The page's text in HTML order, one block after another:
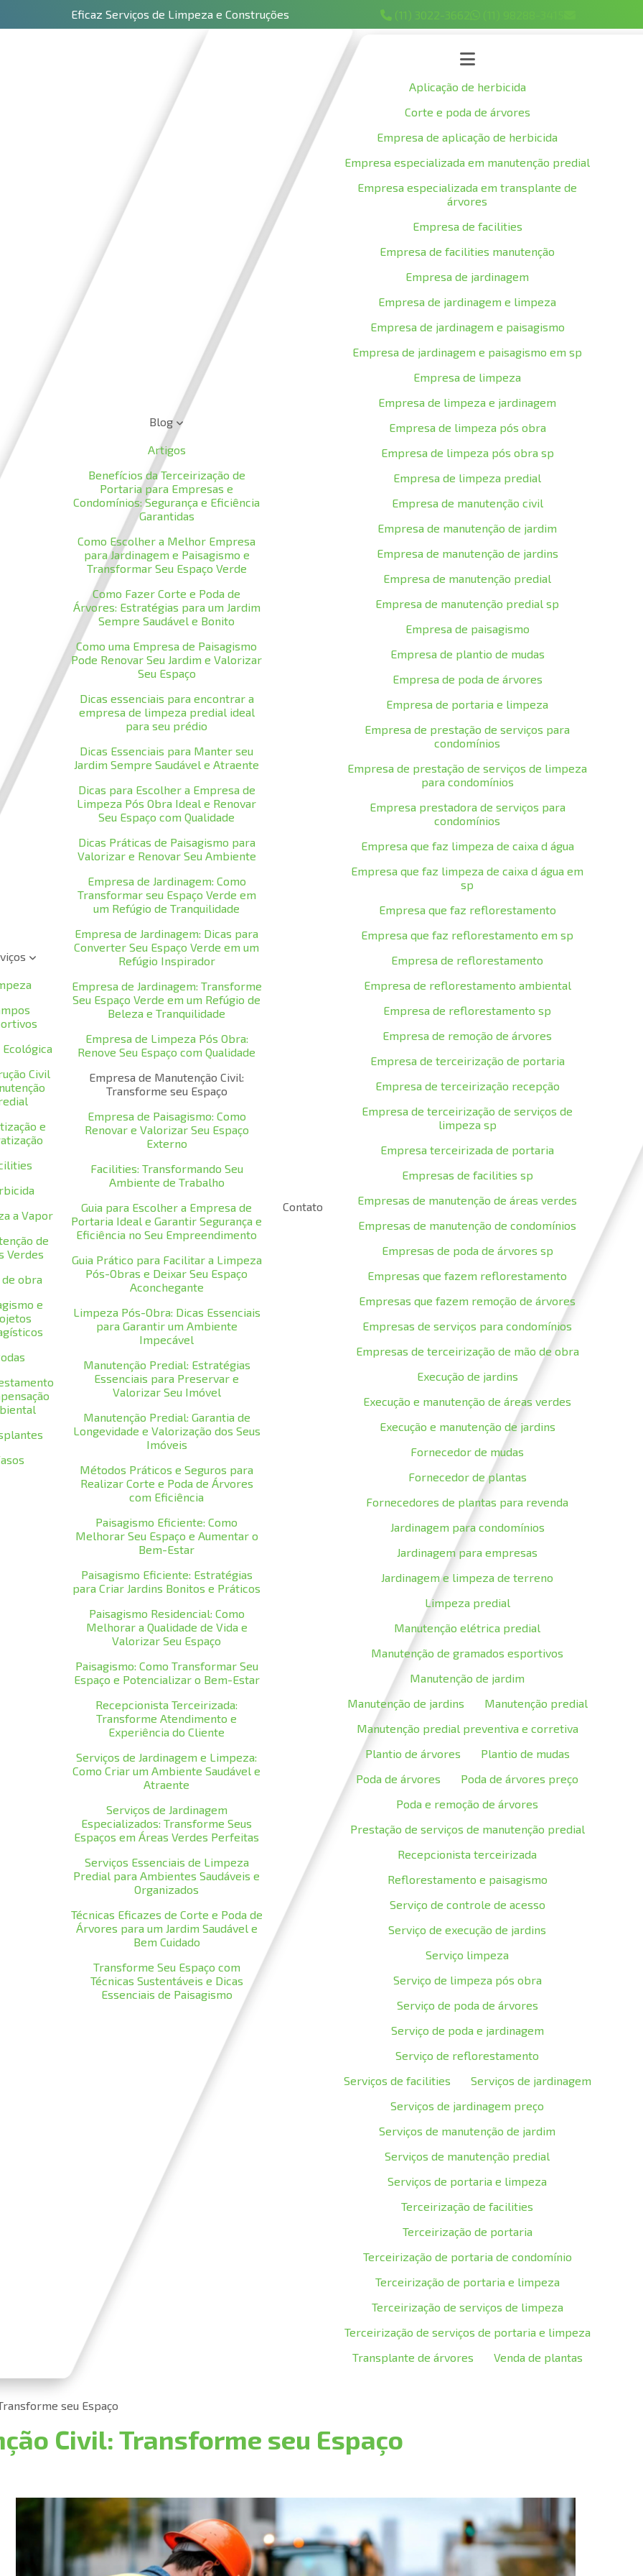
Eficaz Serviços de Limpeza e Construções (11) 3022-3662
Ecológica
Civil
e
a Vapor
de
Verdes
obra
e
Blog
Artigos
Benefícios da Terceirização de
Portaria para Empresas e
Condomínios: Segurança e Eficiência
Garantidas
Como Escolher a Melhor Empresa
para Jardinagem e Paisagismo e
Transformar Seu Espaço Verde
Como Fazer Corte e Poda de
Árvores: Estratégias para um Jardim
Sempre Saudável e Bonito
Como uma Empresa de Paisagismo
Pode Renovar Seu Jardim e Valorizar
Seu Espaço
Dicas essenciais para encontrar a
empresa de limpeza predial ideal
para seu prédio
Dicas Essenciais para Manter seu
Jardim Sempre Saudável e Atraente
Dicas para Escolher a Empresa de
Limpeza Pós Obra Ideal e Renovar
Seu Espaço com Qualidade
Dicas Práticas de Paisagismo para
Valorizar e Renovar Seu Ambiente
Empresa de Jardinagem: Como
Transformar seu Espaço Verde em
um Refúgio de Tranquilidade
Empresa de Jardinagem: Dicas para
Converter Seu Espaço Verde em um
Refúgio Inspirador
Empresa de Jardinagem: Transforme
Seu Espaço Verde em um Refúgio de
Beleza e Tranquilidade
Empresa de Limpeza Pós Obra:
Renove Seu Espaço com Qualidade
Empresa de Manutenção Civil:
Transforme seu Espaço
Empresa de Paisagismo: Como
Renovar e Valorizar Seu Espaço
Externo
Facilities: Transformando Seu
Ambiente de Trabalho
Guia para Escolher a Empresa de
Portaria Ideal e Garantir Segurança e
Eficiência no Seu Empreendimento
Guia Prático para Facilitar a Limpeza
Pós-Obras e Deixar Seu Espaço
Aconchegante
Limpeza Pós-Obra: Dicas Essenciais
para Garantir um Ambiente
Impecável
Manutenção Predial: Estratégias
Essenciais para Preservar e
Valorizar Seu Imóvel
Manutenção Predial: Garantia de
Longevidade e Valorização dos Seus
Imóveis
Métodos Práticos e Seguros para
Realizar Corte e Poda de Árvores
com Eficiência
Paisagismo Eficiente: Como
Melhorar Seu Espaço e Aumentar o
Bem-Estar
Paisagismo Eficiente: Estratégias
para Criar Jardins Bonitos e Práticos
Paisagismo Residencial: Como
Melhorar a Qualidade de Vida e
Valorizar Seu Espaço
Paisagismo: Como Transformar Seu
Espaço e Potencializar o Bem-Estar
Recepcionista Terceirizada:
Transforme Atendimento e
Experiência do Cliente
Serviços de Jardinagem e Limpeza:
Como Criar um Ambiente Saudável e
Atraente
Serviços de Jardinagem
Especializados: Transforme Seus
Espaços em Áreas Verdes Perfeitas
Serviços Essenciais de Limpeza
Predial para Ambientes Saudáveis e
Organizados
Técnicas Eficazes de Corte e Poda de
Árvores para um Jardim Saudável e
Bem Cuidado
Transforme Seu Espaço com
Técnicas Sustentáveis e Dicas
Essenciais de Paisagismo
Contato
Aplicação de herbicida
Corte e poda de árvores
Empresa de aplicação de herbicida
Empresa especializada em manutenção predial
Empresa especializada em transplante de
árvores
Empresa de facilities
Empresa de facilities manutenção
Empresa de jardinagem
Empresa de jardinagem e limpeza
Empresa de jardinagem e paisagismo
Empresa de jardinagem e paisagismo em sp
Empresa de limpeza
Empresa de limpeza e jardinagem
Empresa de limpeza pós obra
Empresa de limpeza pós obra sp
Empresa de limpeza predial
Empresa de manutenção civil
Empresa de manutenção de jardim
Empresa de manutenção de jardins
Empresa de manutenção predial
Empresa de manutenção predial sp
Empresa de paisagismo
Empresa de plantio de mudas
Empresa de poda de árvores
Empresa de portaria e limpeza
Empresa de prestação de serviços para
condomínios
Empresa de prestação de serviços de limpeza
para condomínios
Empresa prestadora de serviços para
condomínios
Empresa que faz limpeza de caixa d água
Empresa que faz limpeza de caixa d água em
sp
Empresa que faz reflorestamento
Empresa que faz reflorestamento em sp
Empresa de reflorestamento
Empresa de reflorestamento ambiental
Empresa de reflorestamento sp
Empresa de remoção de árvores
Empresa de terceirização de portaria
Empresa de terceirização recepção
Empresa de terceirização de serviços de
limpeza sp
Empresa terceirizada de portaria
Empresas de facilities sp
Empresas de manutenção de áreas verdes
Empresas de manutenção de condomínios
Empresas de poda de árvores sp
Empresas que fazem reflorestamento
Empresas que fazem remoção de árvores
Empresas de serviços para condomínios
Empresas de terceirização de mão de obra
Execução de jardins
Execução e manutenção de áreas verdes
Execução e manutenção de jardins
Fornecedor de mudas
Fornecedor de plantas
Fornecedores de plantas para revenda
Jardinagem para condomínios
Jardinagem para empresas
Jardinagem e limpeza de terreno
Limpeza predial
Manutenção elétrica predial
Manutenção de gramados esportivos
Manutenção de jardim
Manutenção de jardins
Manutenção predial
Manutenção predial preventiva e corretiva
Plantio de árvores
Plantio de mudas
Poda de árvores
Poda de árvores preço
Poda e remoção de árvores
Prestação de serviços de manutenção predial
Recepcionista terceirizada
Reflorestamento e paisagismo
Serviço de controle de acesso
Serviço de execução de jardins
Serviço limpeza
Serviço de limpeza pós obra
Serviço de poda de árvores
Serviço de poda e jardinagem
Serviço de reflorestamento
Serviços de facilities
Serviços de jardinagem
Serviços de jardinagem preço
Serviços de manutenção de jardim
Serviços de manutenção predial
Serviços de portaria e limpeza
Terceirização de facilities
Terceirização de portaria
Terceirização de portaria de condomínio
Terceirização de portaria e limpeza
Terceirização de serviços de limpeza
Terceirização de serviços de portaria e limpeza
Transplante de árvores
Venda de plantas
seu Espaço
Civil: Transforme seu Espaço